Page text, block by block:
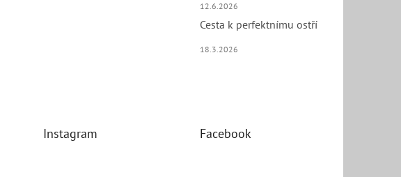
12.6.2026
Cesta k perfektnímu ostří
18.3.2026
Instagram Facebook